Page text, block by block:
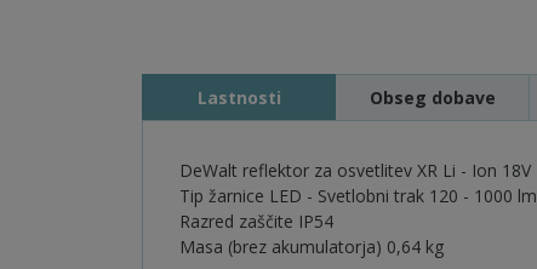
Lastnosti Obseg dobave
DeWalt reflektor za osvetlitev XR Li - Ion 18V
Tip žarnice LED - Svetlobni trak 120 - 1000 lm
Razred zaščite IP54
Masa (brez akumulatorja) 0,64 kg